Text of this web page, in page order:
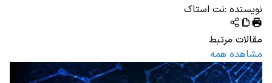
نویسنده :نت استاک
مقالات مرتبط
مشاهده همه